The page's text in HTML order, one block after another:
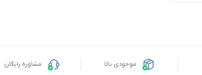
موجودی بالا مشاوره رایگان